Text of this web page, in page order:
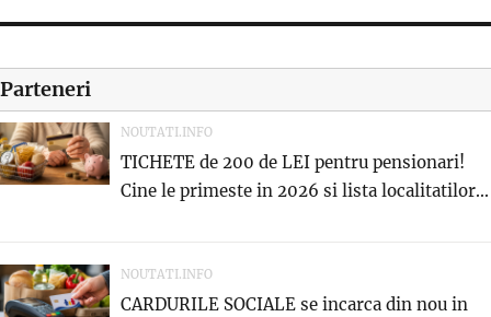
Parteneri
NOUTATI.INFO
TICHETE de 200 de LEI pentru pensionari!
Cine le primeste in 2026 si lista localitatilor...
NOUTATI.INFO
CARDURILE SOCIALE se incarca din nou in